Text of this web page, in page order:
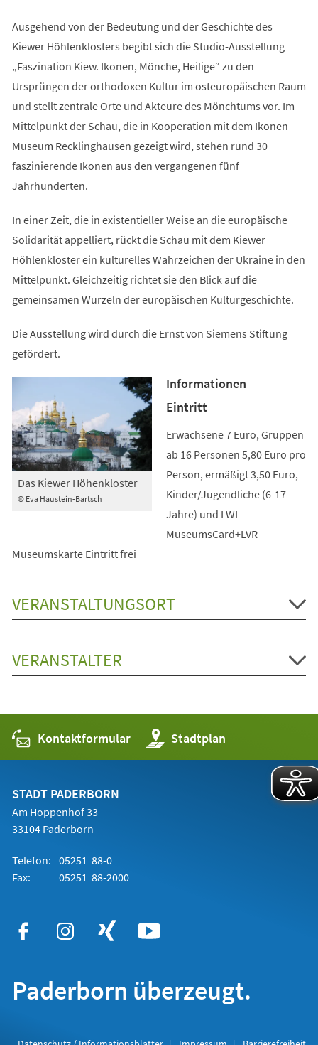
Ausgehend von der Bedeutung und der Geschichte des
Kiewer Höhlenklosters begibt sich die Studio-Ausstellung
„Faszination Kiew. Ikonen, Mönche, Heilige“ zu den
Ursprüngen der orthodoxen Kultur im osteuropäischen Raum
und stellt zentrale Orte und Akteure des Mönchtums vor. Im
Mittelpunkt der Schau, die in Kooperation mit dem Ikonen-
Museum Recklinghausen gezeigt wird, stehen rund 30
faszinierende Ikonen aus den vergangenen fünf
Jahrhunderten.
In einer Zeit, die in existentieller Weise an die europäische
Solidarität appelliert, rückt die Schau mit dem Kiewer
Höhlenkloster ein kulturelles Wahrzeichen der Ukraine in den
Mittelpunkt. Gleichzeitig richtet sie den Blick auf die
gemeinsamen Wurzeln der europäischen Kulturgeschichte.
Die Ausstellung wird durch die Ernst von Siemens Stiftung
gefördert.
© Eva Haustein-Bartsch
Das Kiewer Höhenkloster
Informationen
Eintritt
Erwachsene 7 Euro, Gruppen
ab 16 Personen 5,80 Euro pro
Person, ermäßigt 3,50 Euro,
Kinder/Jugendliche (6-17
Jahre) und LWL-
MuseumsCard+LVR-
Museumskarte Eintritt frei
VERANSTALTUNGSORT
VERANSTALTER
Kontaktformular Stadtplan
(Öffnet
in
einem
STADT PADERBORN
Am Hoppenhof 33
33104 Paderborn
Telefon: 05251 88-0
Fax:
05251 88-2000
Paderborn überzeugt.